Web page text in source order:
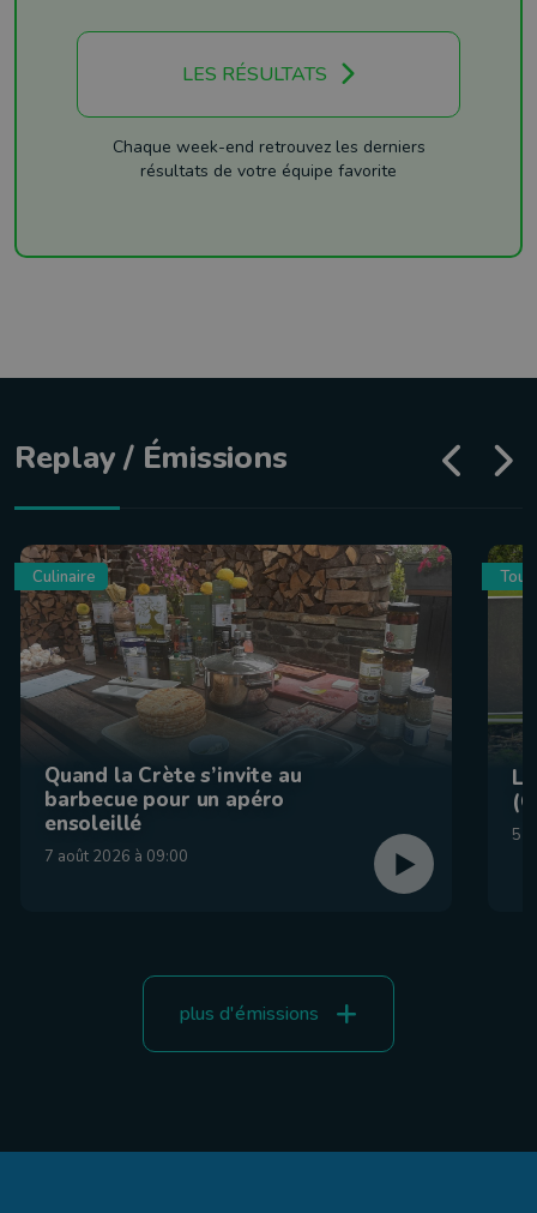
LES RÉSULTATS
Chaque week-end retrouvez les derniers
résultats de votre équipe favorite
Replay / Émissions
Culinaire
Quand la Crète s’invite au
barbecue pour un apéro
ensoleillé
7 août 2026 à 09:00
5
plus d'émissions